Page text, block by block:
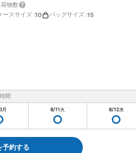
物数
ースサイズ :10 バッグサイズ :15
間
月 8/11火 8/12水
予約する